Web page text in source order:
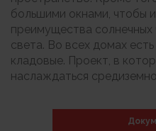
большими окнами, чтобы
преимущества солнечных
света. Во всех домах
кладовые. Проект, в
наслаждаться